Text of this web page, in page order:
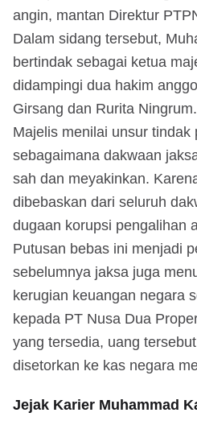
angin, mantan Direktur
Dalam sidang tersebut,
bertindak sebagai ketua
didampingi dua hakim
Girsang dan Rurita Ningrum.
Majelis menilai unsur tindak
sebagaimana dakwaan
sah dan meyakinkan.
dibebaskan dari seluruh
dugaan korupsi pengalihan
Putusan bebas ini menjadi
sebelumnya jaksa juga
kerugian keuangan negara
kepada PT Nusa Dua
yang tersedia, uang
disetorkan ke kas negara
Jejak Karier Muhammad